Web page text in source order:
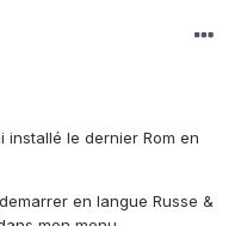
le dernier Rom en
en langue Russe &